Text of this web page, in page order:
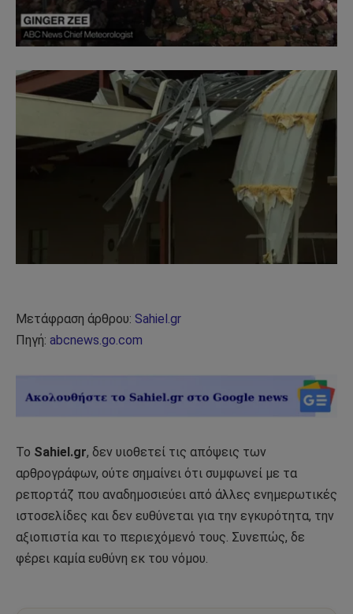
Μετάφραση άρθρου: Sahiel.gr
Πηγή: abcnews.go.com
Το Sahiel.gr, δεν υιοθετεί τις απόψεις των
αρθρογράφων, ούτε σημαίνει ότι συμφωνεί με τα
ρεπορτάζ που αναδημοσιεύει από άλλες ενημερωτικές
ιστοσελίδες και δεν ευθύνεται για την εγκυρότητα, την
αξιοπιστία και το περιεχόμενό τους. Συνεπώς, δε
φέρει καμία ευθύνη εκ του νόμου.